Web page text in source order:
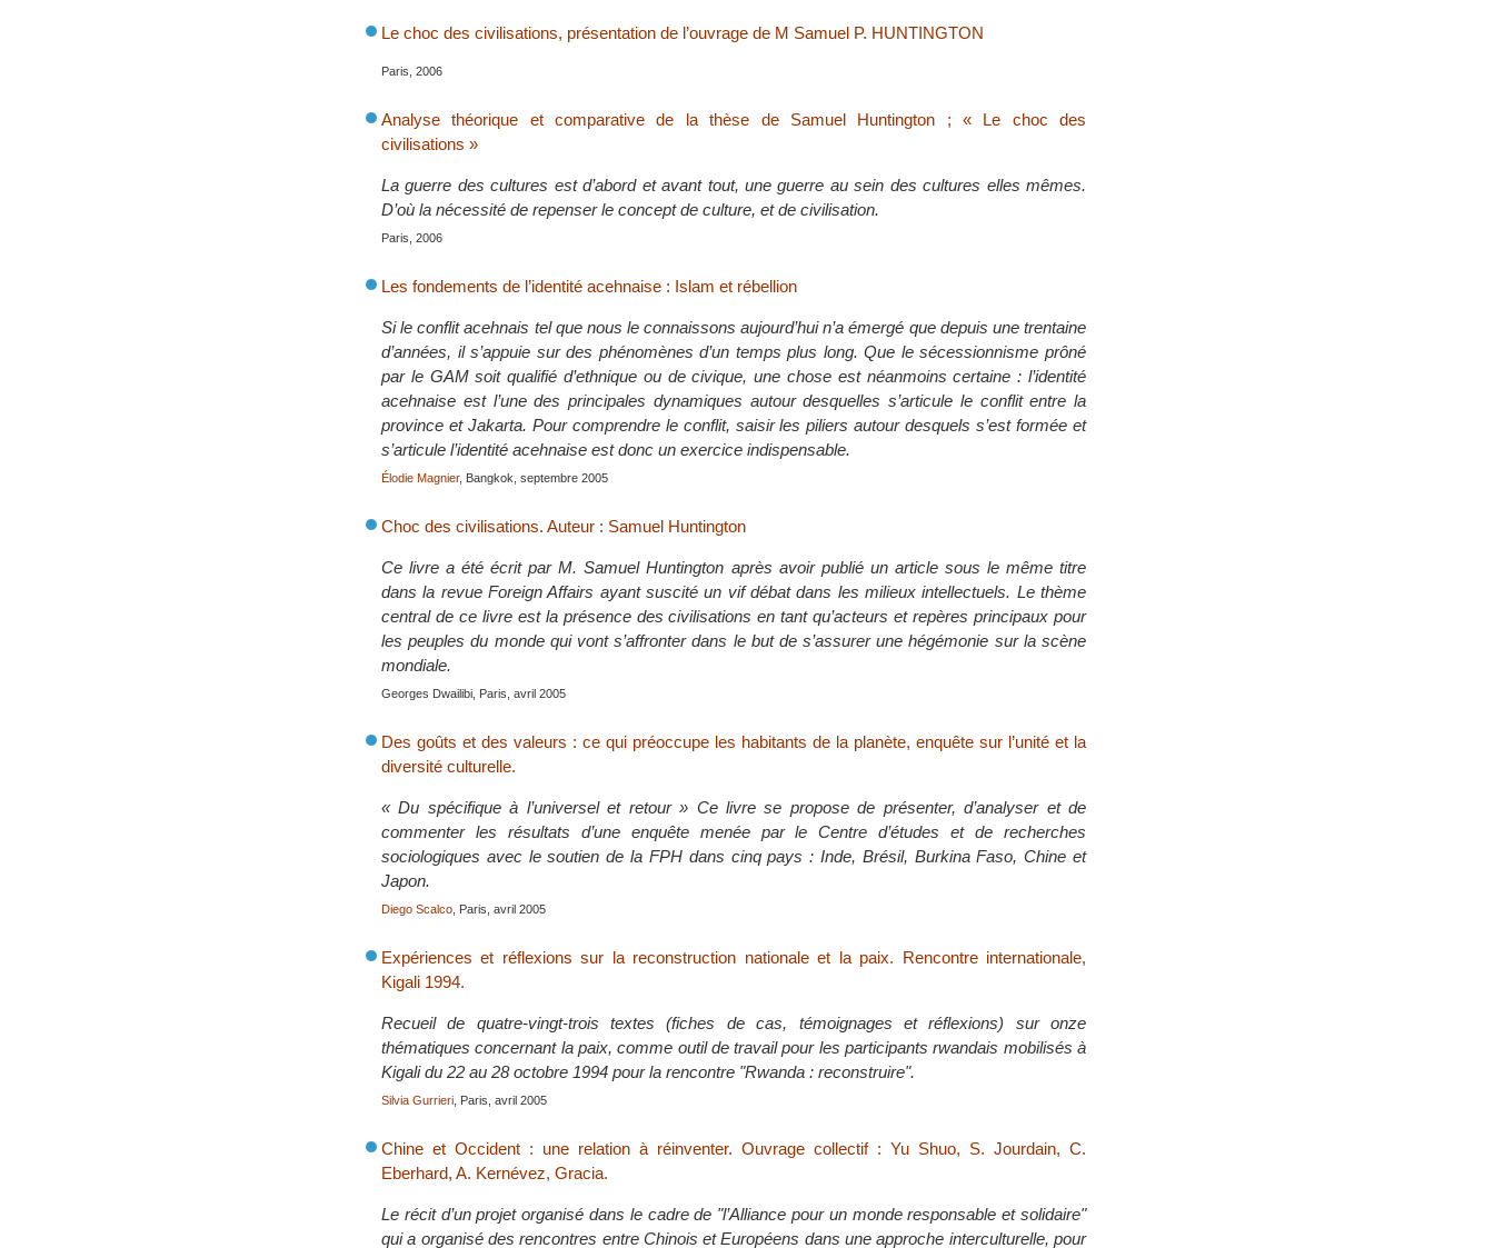
Le choc des civilisations, présentation de l’ouvrage de M Samuel P. HUNTINGTON
Paris, 2006
Analyse théorique et comparative de la thèse de Samuel Huntington ; « Le choc des
civilisations »
La guerre des cultures est d’abord et avant tout, une guerre au sein des cultures elles mêmes.
D’où la nécessité de repenser le concept de culture, et de civilisation.
Paris, 2006
Les fondements de l’identité acehnaise : Islam et rébellion
Si le conflit acehnais tel que nous le connaissons aujourd’hui n’a émergé que depuis une trentaine
d’années, il s’appuie sur des phénomènes d’un temps plus long. Que le sécessionnisme prôné
par le GAM soit qualifié d’ethnique ou de civique, une chose est néanmoins certaine : l’identité
acehnaise est l’une des principales dynamiques autour desquelles s’articule le conflit entre la
province et Jakarta. Pour comprendre le conflit, saisir les piliers autour desquels s’est formée et
s’articule l’identité acehnaise est donc un exercice indispensable.
Élodie Magnier, Bangkok, septembre 2005
Choc des civilisations. Auteur : Samuel Huntington
Ce livre a été écrit par M. Samuel Huntington après avoir publié un article sous le même titre
dans la revue Foreign Affairs ayant suscité un vif débat dans les milieux intellectuels. Le thème
central de ce livre est la présence des civilisations en tant qu’acteurs et repères principaux pour
les peuples du monde qui vont s’affronter dans le but de s’assurer une hégémonie sur la scène
mondiale.
Georges Dwailibi, Paris, avril 2005
Des goûts et des valeurs : ce qui préoccupe les habitants de la planète, enquête sur l’unité et la
diversité culturelle.
« Du spécifique à l’universel et retour » Ce livre se propose de présenter, d’analyser et de
commenter les résultats d’une enquête menée par le Centre d’études et de recherches
sociologiques avec le soutien de la FPH dans cinq pays : Inde, Brésil, Burkina Faso, Chine et
Japon.
Diego Scalco , Paris, avril 2005
Expériences et réflexions sur la reconstruction nationale et la paix. Rencontre internationale,
Kigali 1994.
Recueil de quatre-vingt-trois textes (fiches de cas, témoignages et réflexions) sur onze
thématiques concernant la paix, comme outil de travail pour les participants rwandais mobilisés à
Kigali du 22 au 28 octobre 1994 pour la rencontre "Rwanda : reconstruire".
Silvia Gurrieri , Paris, avril 2005
Chine et Occident : une relation à réinventer. Ouvrage collectif : Yu Shuo, S. Jourdain, C.
Eberhard, A. Kernévez, Gracia.
Le récit d’un projet organisé dans le cadre de "l’Alliance pour un monde responsable et solidaire"
qui a organisé des rencontres entre Chinois et Européens dans une approche interculturelle, pour